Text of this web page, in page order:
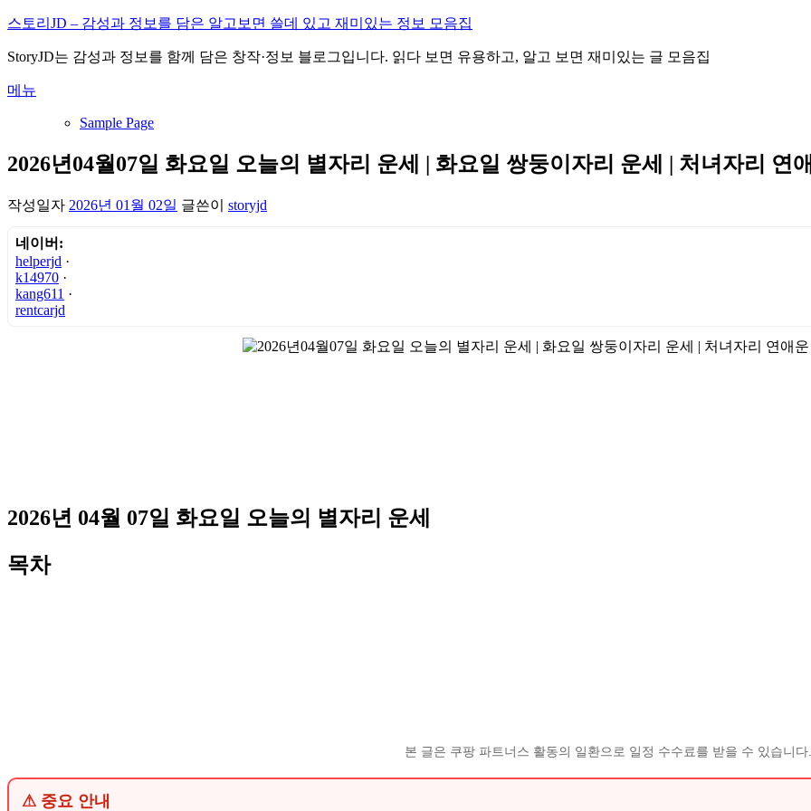
내
으
바
기
스토리JD – 감성과 정보를 담은 알고보면 쓸데 있고 재미있는 정보 모음집
StoryJD는 감성과 정보를 함께 담은 창작·정보 블로그입니다. 읽다 보면 유용하고, 알고 보면 재미있는 글 모음집
메뉴
Sample Page
2026년04월07일 화요일 오늘의 별자리 운세 | 화요일 쌍둥이자리 운세 | 처녀자리 연
작성일자 2026년 01월 02일 글쓴이 storyjd
네이버:
helperjd ·
k14970 ·
kang611 ·
rentcarjd
2026년 04월 07일 화요일 오늘의 별자리 운세
목차
본 글은 쿠팡 파트너스 활동의 일환으로 일정 수수료를 받을 수 있습니다.
⚠ 중요 안내